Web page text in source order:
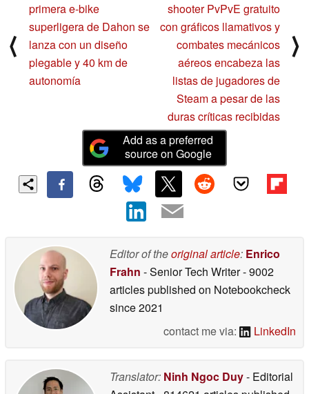
⟨
primera e-bike
superligera de Dahon se
lanza con un diseño
plegable y 40 km de
autonomía
shooter PvPvE gratuito
con gráficos llamativos y
combates mecánicos
aéreos encabeza las
listas de jugadores de
Steam a pesar de las
duras críticas recibidas
⟩
Add as a preferred
source on Google
Editor of theoriginal article: Enrico
Frahn - Senior Tech Writer- 9002
articles published on Notebookcheck
since 2021
contact me via:
LinkedIn
Translator: Ninh Ngoc Duy- Editorial